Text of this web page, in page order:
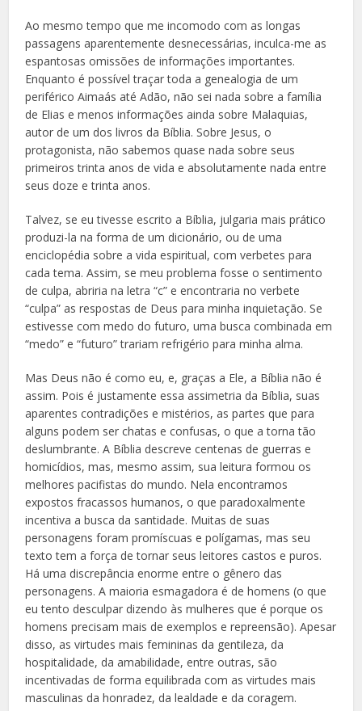
Ao mesmo tempo que me incomodo com as longas
passagens aparentemente desnecessárias, inculca-me as
espantosas omissões de informações importantes.
Enquanto é possível traçar toda a genealogia de um
periférico Aimaás até Adão, não sei nada sobre a família
de Elias e menos informações ainda sobre Malaquias,
autor de um dos livros da Bíblia. Sobre Jesus, o
protagonista, não sabemos quase nada sobre seus
primeiros trinta anos de vida e absolutamente nada entre
seus doze e trinta anos.
Talvez, se eu tivesse escrito a Bíblia, julgaria mais prático
produzi-la na forma de um dicionário, ou de uma
enciclopédia sobre a vida espiritual, com verbetes para
cada tema. Assim, se meu problema fosse o sentimento
de culpa, abriria na letra “c” e encontraria no verbete
“culpa” as respostas de Deus para minha inquietação. Se
estivesse com medo do futuro, uma busca combinada em
“medo” e “futuro” trariam refrigério para minha alma.
Mas Deus não é como eu, e, graças a Ele, a Bíblia não é
assim. Pois é justamente essa assimetria da Bíblia, suas
aparentes contradições e mistérios, as partes que para
alguns podem ser chatas e confusas, o que a torna tão
deslumbrante. A Bíblia descreve centenas de guerras e
homicídios, mas, mesmo assim, sua leitura formou os
melhores pacifistas do mundo. Nela encontramos
expostos fracassos humanos, o que paradoxalmente
incentiva a busca da santidade. Muitas de suas
personagens foram promíscuas e polígamas, mas seu
texto tem a força de tornar seus leitores castos e puros.
Há uma discrepância enorme entre o gênero das
personagens. A maioria esmagadora é de homens (o que
eu tento desculpar dizendo às mulheres que é porque os
homens precisam mais de exemplos e repreensão). Apesar
disso, as virtudes mais femininas da gentileza, da
hospitalidade, da amabilidade, entre outras, são
incentivadas de forma equilibrada com as virtudes mais
masculinas da honradez, da lealdade e da coragem.